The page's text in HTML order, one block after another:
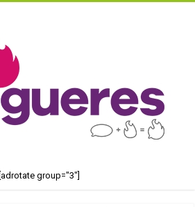
[adrotate group="3"]